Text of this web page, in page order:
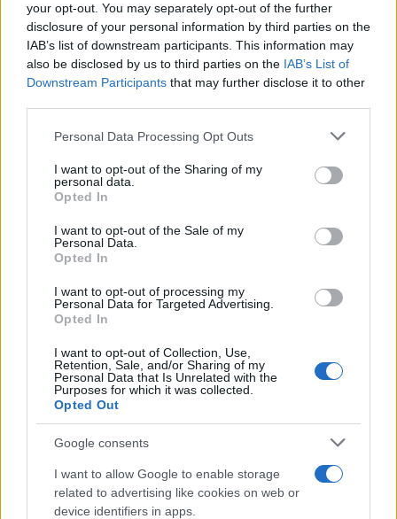
your opt-out. You may separately opt-out of the further
disclosure of your personal information by third parties on the
IAB’s list of downstream participants. This information may
also be disclosed by us to third parties on the IAB’s List of
Downstream Participants that may further disclose it to other
Please note that this website/app uses one or more Google
not limited to your visit or usage behaviour. You may click to
grant or deny consent to Google and its third-party tags to
use your data for below specified purposes in below Google
consent section.
Personal Data Processing Opt Outs
I want to opt-out of the Sharing of my
personal data.
Opted In
I want to opt-out of the Sale of my
Personal Data.
Opted In
I want to opt-out of processing my
Personal Data for Targeted Advertising.
Opted In
I want to opt-out of Collection, Use,
Retention, Sale, and/or Sharing of my
Personal Data that Is Unrelated with the
Purposes for which it was collected.
Opted Out
Google consents
I want to allow Google to enable storage
related to advertising like cookies on web or
device identifiers in apps.
Continua a leggere
NEWS E ATTUALITÀ
ICA Milano presenta mostre, concerti e letture per
l’autunno 2026
Matteo Pellegrino · 6 Ago 2026
NEWS E ATTUALITÀ